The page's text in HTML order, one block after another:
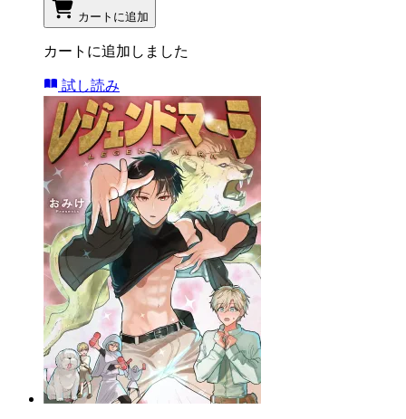
カートに追加
カートに追加しました
試し読み